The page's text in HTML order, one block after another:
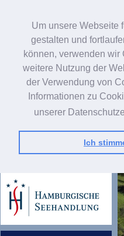
Um unsere Webseite
gestalten und
können, verwenden wir
weitere Nutzung der
der Verwendung von
Informationen zu
unserer
Ich